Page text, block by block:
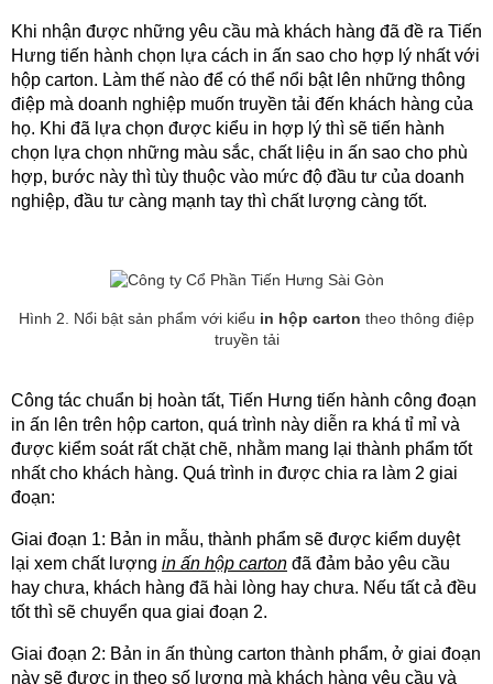
Khi nhận được những yêu cầu mà khách hàng đã đề ra Tiến
Hưng tiến hành chọn lựa cách in ấn sao cho hợp lý nhất với
hộp carton. Làm thế nào để có thể nổi bật lên những thông
điệp mà doanh nghiệp muốn truyền tải đến khách hàng của
họ. Khi đã lựa chọn được kiểu in hợp lý thì sẽ tiến hành
chọn lựa chọn những màu sắc, chất liệu in ấn sao cho phù
hợp, bước này thì tùy thuộc vào mức độ đầu tư của doanh
nghiệp, đầu tư càng mạnh tay thì chất lượng càng tốt.
Hình 2. Nổi bật sản phẩm với kiểu in hộp carton theo thông điệp
truyền tải
Công tác chuẩn bị hoàn tất, Tiến Hưng tiến hành công đoạn
in ấn lên trên hộp carton, quá trình này diễn ra khá tỉ mỉ và
được kiểm soát rất chặt chẽ, nhằm mang lại thành phẩm tốt
nhất cho khách hàng. Quá trình in được chia ra làm 2 giai
đoạn:
Giai đoạn 1: Bản in mẫu, thành phẩm sẽ được kiểm duyệt
lại xem chất lượng in ấn hộp carton đã đảm bảo yêu cầu
hay chưa, khách hàng đã hài lòng hay chưa. Nếu tất cả đều
tốt thì sẽ chuyển qua giai đoạn 2.
Giai đoạn 2: Bản in ấn thùng carton thành phẩm, ở giai đoạn
này sẽ được in theo số lượng mà khách hàng yêu cầu và